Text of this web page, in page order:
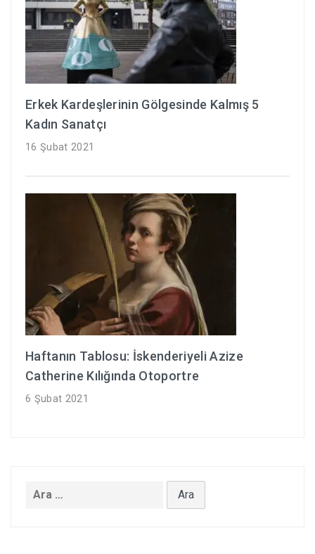
Erkek Kardeşlerinin Gölgesinde Kalmış 5
Kadın Sanatçı
16 Şubat 2021
Haftanın Tablosu: İskenderiyeli Azize
Catherine Kılığında Otoportre
6 Şubat 2021
Arama: